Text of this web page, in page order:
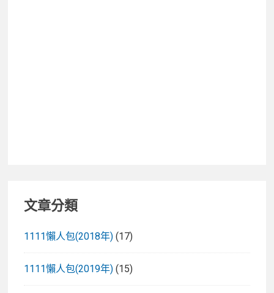
文章分類
1111懶人包(2018年) (17)
1111懶人包(2019年) (15)